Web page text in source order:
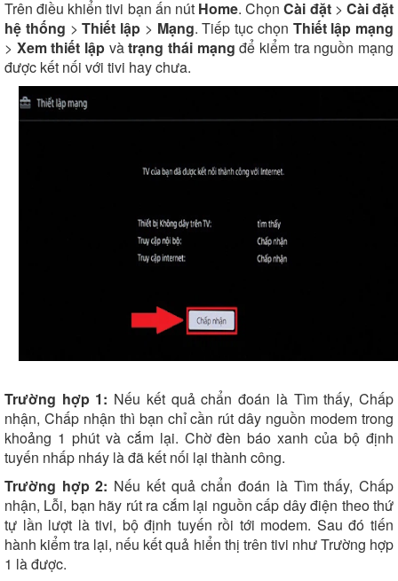
Trên điều khiển tivi bạn ấn nút Home. Chọn Cài đặt > Cài đặt
hệ thống >Thiết lập > Mạng. Tiếp tục chọn Thiết lập mạng
> Xem thiết lập vàtrạng thái mạng để kiểm tra nguồn mạng
được kết nối với tivi hay chưa.
Trường hợp 1: Nếu kết quả chẩn đoán là Tìm thấy, Chấp
nhận, Chấp nhận thì bạn chỉ cần rút dây nguồn modem trong
khoảng 1 phút và cắm lại. Chờ đèn báo xanh của bộ định
tuyến nhấp nháy là đã kết nối lại thành công.
Trường hợp 2: Nếu kết quả chẩn đoán là Tìm thấy, Chấp
nhận, Lỗi, bạn hãy rút ra cắm lại nguồn cấp dây điện theo thứ
tự lần lượt là tivi, bộ định tuyến rồi tới modem. Sau đó tiến
hành kiểm tra lại, nếu kết quả hiển thị trên tivi như Trường hợp
1 là được.